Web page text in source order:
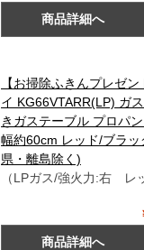
商品詳細へ
【お掃除ふきんプレゼ
イ KG66VTARR(LP) ガ
きガステーブル プロパ
幅約60cm レッド/ブラ
県・離島除く)
（LPガス/強火力:右 レ
商品詳細へ